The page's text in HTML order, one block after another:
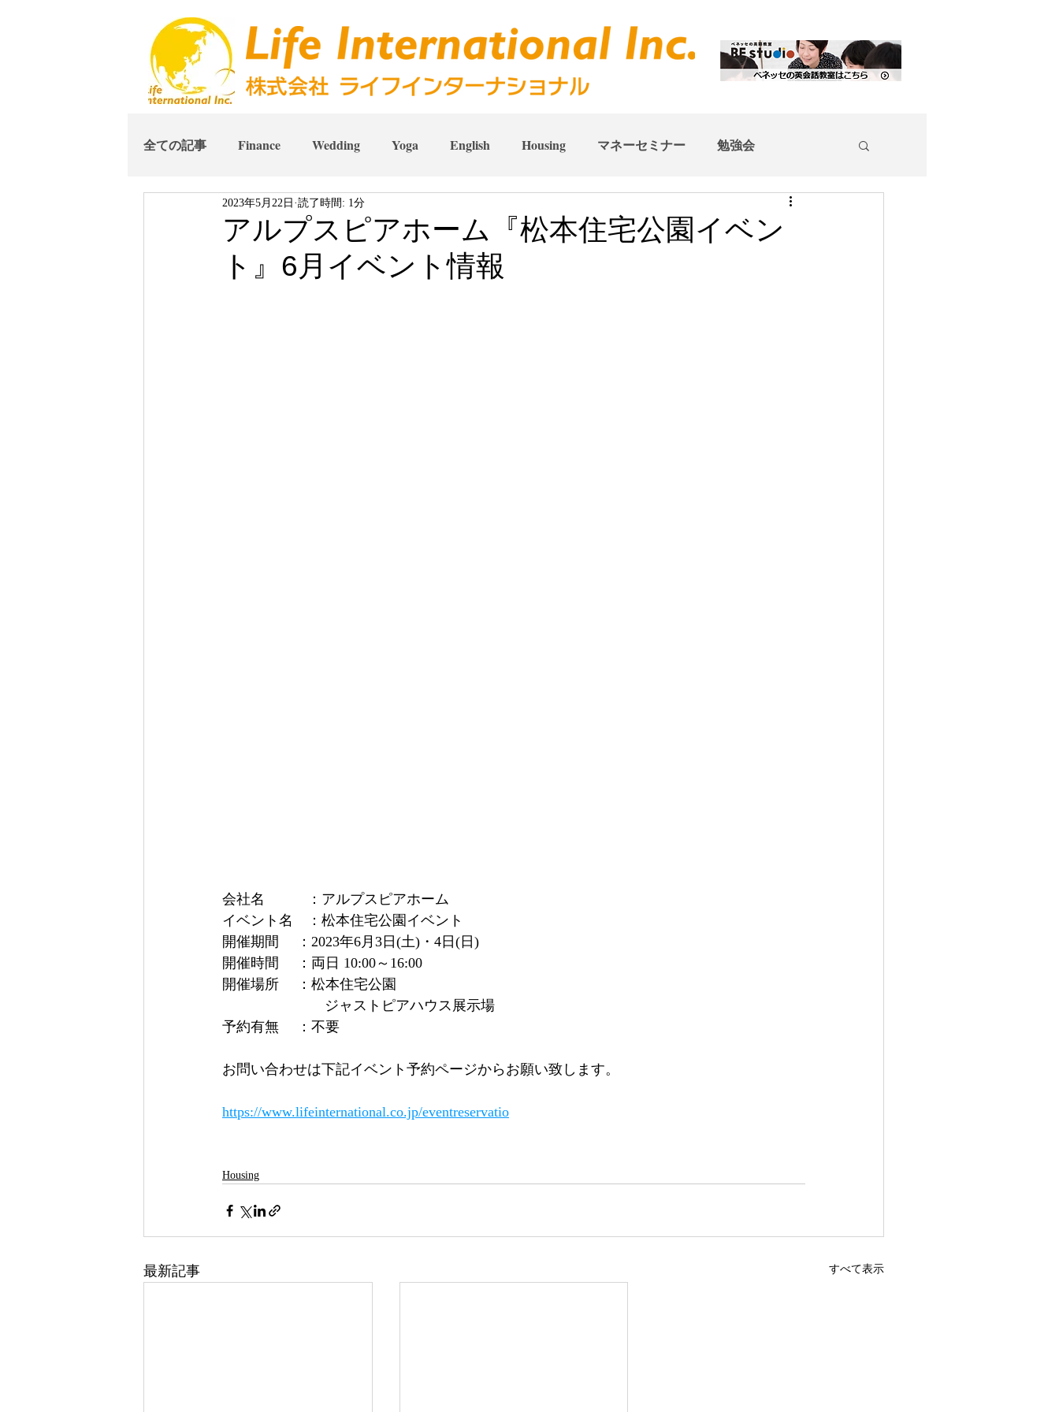
全ての記事 Finance Wedding Yoga English Housing マネーセミナー 勉強会
アルプスピアホーム『松本住宅公園イベン
ト』6月イベント情報
2023年5月22日 読了時間: 1分
会社名　　　：アルプスピアホーム
イベント名　：松本住宅公園イベント
開催期間　 ：2023年6月3日(土)・4日(日)
開催時間　 ：両日 10:00～16:00
開催場所　 ：松本住宅公園
ジャストピアハウス展示場
予約有無　 ：不要
お問い合わせは下記イベント予約ページからお願い致します。
https://www.lifeinternational.co.jp/eventreservatio
Housing
最新記事 すべて表示